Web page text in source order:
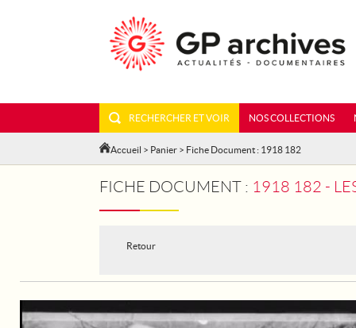
RECHERCHER ET VOIR NOS COLLECTIONS
Accueil > Panier > Fiche Document : 1918 182
FICHE DOCUMENT : 1918 182 -
Retour